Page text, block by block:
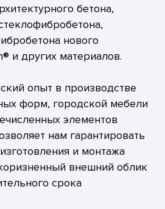
бетона,
нового
и других материалов.
опыт в производстве
форм, городской мебели
элементов
нам гарантировать
и монтажа
внешний облик
срока